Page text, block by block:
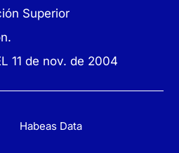
Superior
11 de nov. de 2004
Habeas Data